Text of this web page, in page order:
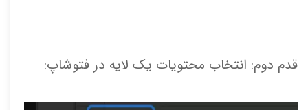
قدم دوم: انتخاب محتویات یک لایه در فتوشاپ: